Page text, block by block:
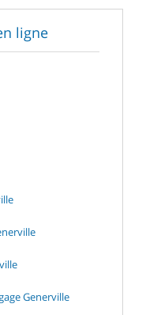
ligne
Generville